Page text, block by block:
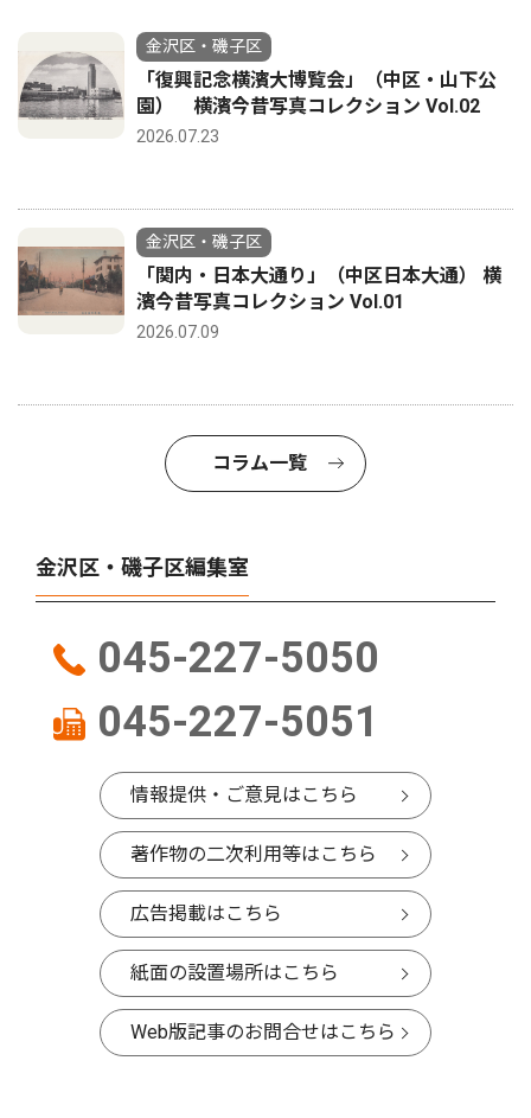
金沢区・磯子区
「復興記念横濱大博覧会」（中区・山下公
園） 横濱今昔写真コレクション Vol.02
2026.07.23
金沢区・磯子区
「関内・日本大通り」（中区日本大通） 横
濱今昔写真コレクション Vol.01
2026.07.09
コラム一覧
金沢区・磯子区編集室
045-227-5050
045-227-5051
情報提供・ご意見はこちら
著作物の二次利用等はこちら
広告掲載はこちら
紙面の設置場所はこちら
Web版記事のお問合せはこちら